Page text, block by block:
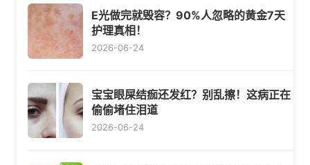
E光做完就毁容？90%人忽略的黄金7天
护理真相！
2026-06-24
宝宝眼屎结痂还发红？别乱擦！这病正在
偷偷堵住泪道
2026-06-24